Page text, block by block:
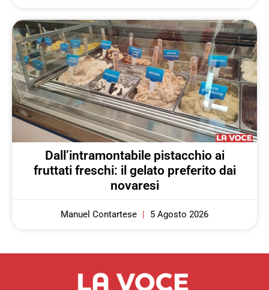
Dall’intramontabile pistacchio ai
fruttati freschi: il gelato preferito dai
novaresi
Manuel Contartese 5 Agosto 2026